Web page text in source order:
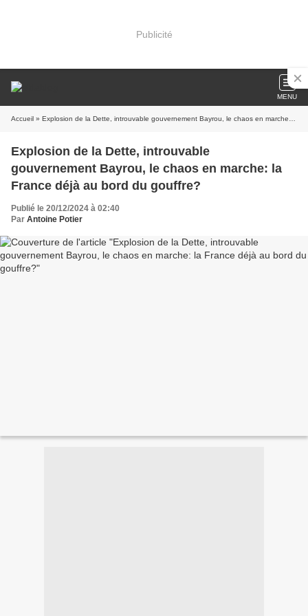
Publicité
MENU
Accueil » Explosion de la Dette, introuvable gouvernement Bayrou, le chaos en marche: la France déjà au bord du gouffre?
Explosion de la Dette, introuvable
gouvernement Bayrou, le chaos en marche: la
France déjà au bord du gouffre?
Publié le 20/12/2024 à 02:40
Par Antoine Potier